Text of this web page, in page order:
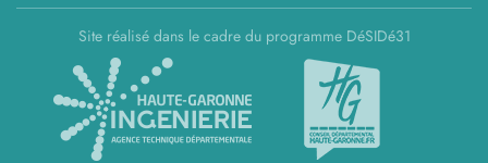
Site réalisé dans le cadre du programme DéSIDé31